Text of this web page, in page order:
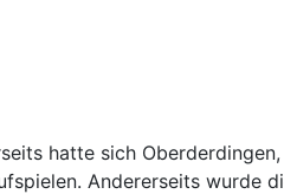
hatte sich
Andererseits wurde